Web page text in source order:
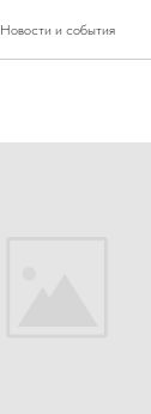
Новости и события